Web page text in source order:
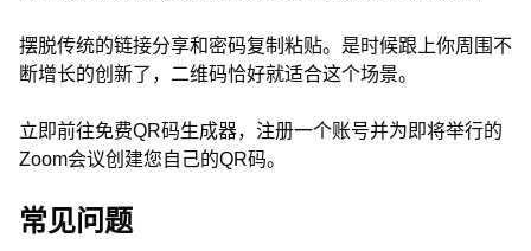
摆脱传统的链接分享和密码复制粘贴。是时候跟上你周围不
断增长的创新了，二维码恰好就适合这个场景。
立即前往免费QR码生成器，注册一个账号并为即将举行的
Zoom会议创建您自己的QR码。
常见问题